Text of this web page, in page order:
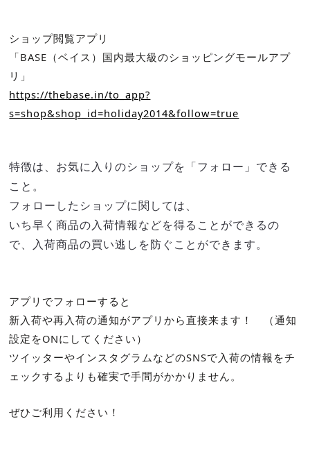
ショップ閲覧アプリ
「BASE（ベイス）国内最大級のショッピングモールアプ
リ」
https://thebase.in/to_app?
s=shop&shop_id=holiday2014&follow=true
特徴は、お気に入りのショップを「フォロー」できる
こと。
フォローしたショップに関しては、
いち早く商品の入荷情報などを得ることができるの
で、入荷商品の買い逃しを防ぐことができます。
アプリでフォローすると
新入荷や再入荷の通知がアプリから直接来ます！ （通知
設定をONにしてください）
ツイッターやインスタグラムなどのSNSで入荷の情報をチ
ェックするよりも確実で手間がかかりません。
ぜひご利用ください！